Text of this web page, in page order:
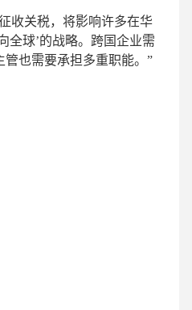
收关税，将影响许多在华
全球’的战略。跨国企业需
管也需要承担多重职能。”